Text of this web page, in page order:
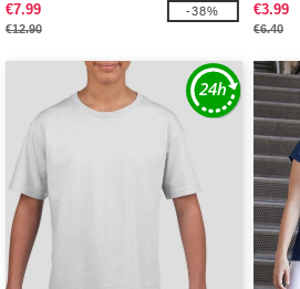
€7.99
€12.90
-38% €3.99
€6.40